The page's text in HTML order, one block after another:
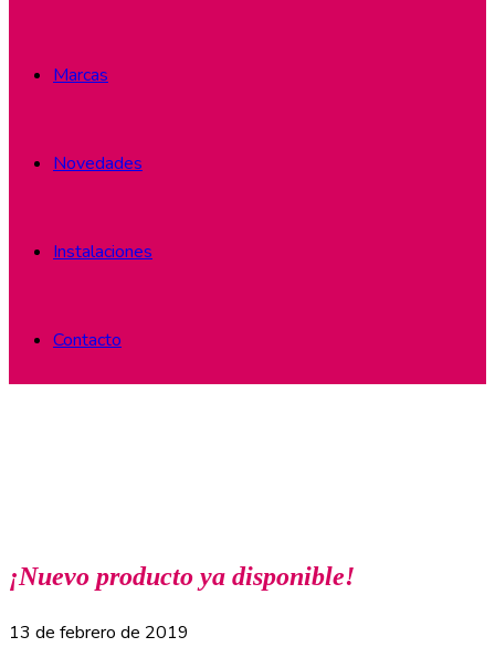
Marcas
Novedades
Instalaciones
Contacto
¡Nuevo producto ya disponible!
13 de febrero de 2019